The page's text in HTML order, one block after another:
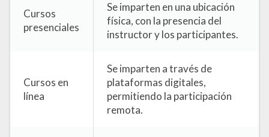
Cursos
presenciales
Se imparten en una ubicación
física, con la presencia del
instructor y los participantes.
Cursos en
línea
Se imparten a través de
plataformas digitales,
permitiendo la participación
remota.